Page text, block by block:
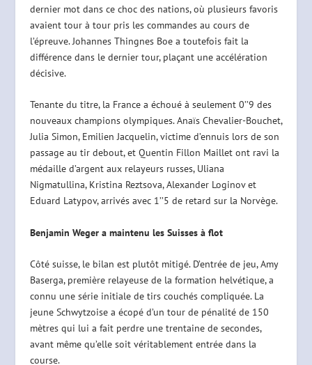
dernier mot dans ce choc des nations, où plusieurs favoris
avaient tour à tour pris les commandes au cours de
l’épreuve. Johannes Thingnes Boe a toutefois fait la
différence dans le dernier tour, plaçant une accélération
décisive.
Tenante du titre, la France a échoué à seulement 0’’9 des
nouveaux champions olympiques. Anaïs Chevalier-Bouchet,
Julia Simon, Emilien Jacquelin, victime d’ennuis lors de son
passage au tir debout, et Quentin Fillon Maillet ont ravi la
médaille d’argent aux relayeurs russes, Uliana
Nigmatullina, Kristina Reztsova, Alexander Loginov et
Eduard Latypov, arrivés avec 1’’5 de retard sur la Norvège.
Benjamin Weger a maintenu les Suisses à flot
Côté suisse, le bilan est plutôt mitigé. D’entrée de jeu, Amy
Baserga, première relayeuse de la formation helvétique, a
connu une série initiale de tirs couchés compliquée. La
jeune Schwytzoise a écopé d’un tour de pénalité de 150
mètres qui lui a fait perdre une trentaine de secondes,
avant même qu’elle soit véritablement entrée dans la
course.